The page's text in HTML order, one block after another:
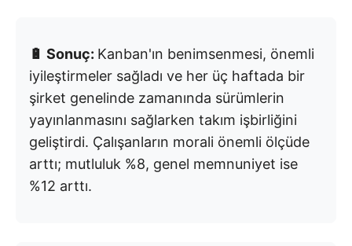
🔋 Sonuç: Kanban'ın benimsenmesi, önemli
iyileştirmeler sağladı ve her üç haftada bir
şirket genelinde zamanında sürümlerin
yayınlanmasını sağlarken takım işbirliğini
geliştirdi. Çalışanların morali önemli ölçüde
arttı; mutluluk %8, genel memnuniyet ise
%12 arttı.